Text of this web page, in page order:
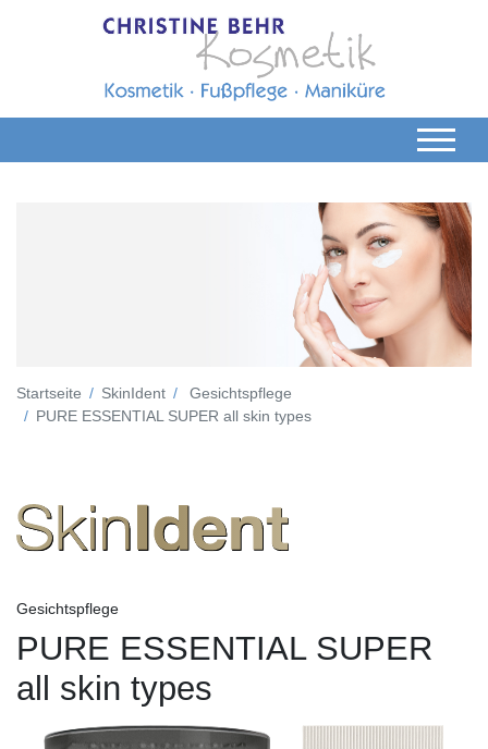
Startseite SkinIdent
Gesichtspflege
PURE ESSENTIAL SUPER all skin types
Gesichtspflege
PURE ESSENTIAL SUPER
all skin types